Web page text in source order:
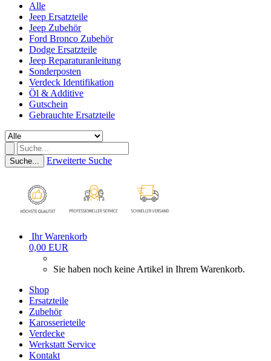
Alle
Jeep Ersatzteile
Jeep Zubehör
Ford Bronco Zubehör
Dodge Ersatzteile
Jeep Reparaturanleitung
Sonderposten
Verdeck Identifikation
Öl & Additive
Gutschein
Gebrauchte Ersatzteile
Suche... Erweiterte Suche
Ihr Warenkorb
0,00 EUR
Sie haben noch keine Artikel in Ihrem Warenkorb.
Shop
Ersatzteile
Zubehör
Karosserieteile
Verdecke
Werkstatt Service
Kontakt